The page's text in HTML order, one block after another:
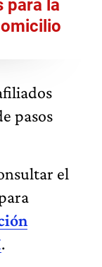
para la
pasos
el
.